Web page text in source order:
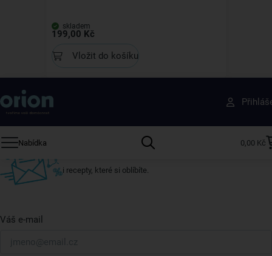
skladem
199,00 Kč
Vložit do košíku
Nabídka 0,00 Kč
Získejte rady, recepty a tipy na slevy dřív než
ostatní
Přihlaste se k odběru našeho newsletteru.
i recepty, které si oblíbíte.
Váš e-mail